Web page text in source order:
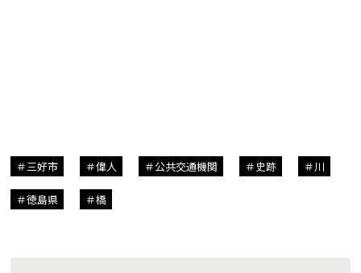
三好市 偉人 公共交通機関 史跡 川
徳島県 橋